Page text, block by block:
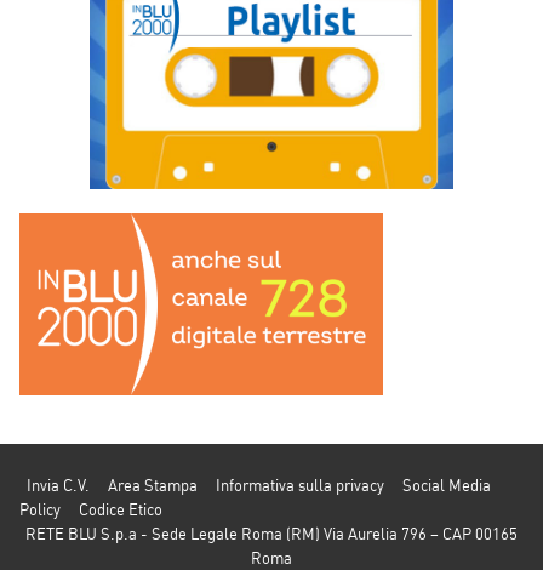
Invia C.V. Area Stampa Informativa sulla privacy
Social Media
Policy
Codice Etico
RETE BLU S.p.a - Sede Legale Roma (RM) Via Aurelia 796 – CAP 00165
Roma